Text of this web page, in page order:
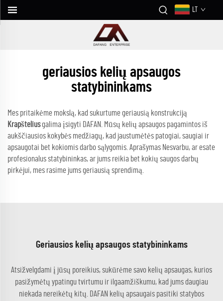
LT
geriausios kelių apsaugos
statybininkams
Mes pritaikėme mokslą, kad sukurtume geriausią konstrukciją
Krapšteliusgalima įsigyti DAFAN. Mūsų kelių apsaugos pagamintos iš
aukščiausios kokybės medžiagų, kad jaustumėtės patogiai, saugiai ir
apsaugotai bet kokiomis darbo sąlygomis. Aprašymas Nesvarbu, ar esate
profesionalus statybininkas, ar jums reikia bet kokių saugos darbų
pirkėjui, mes rasime jums geriausią sprendimą.
Geriausios kelių apsaugos statybininkams
Atsižvelgdami į jūsų poreikius, sukūrėme savo kelių apsaugas, kurios
pasižymėtų ypatingu tvirtumu ir ilgaamžiškumu, kad jums daugiau
niekada nereikėtų kitų. DAFAN kelių apsaugais pasitiki statybos